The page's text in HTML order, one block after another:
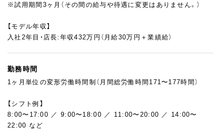
※試用期間3ヶ月（その間の給与や待遇に変更はありません。）
【モデル年収】
入社2年目・店長:年収432万円（月給30万円＋業績給）
勤務時間
1ヶ月単位の変形労働時間制（月間総労働時間171〜177時間）
【シフト例】
8:00〜17:00 ／ 9:00〜18:00 ／ 11:00〜20:00 ／ 14:00〜
22:00 など